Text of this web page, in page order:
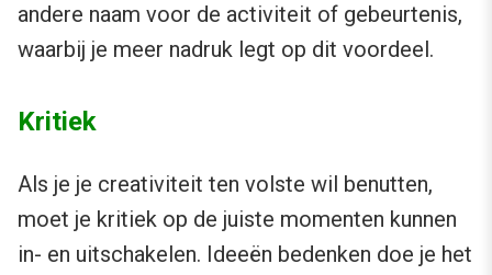
andere naam voor de activiteit of gebeurtenis,
waarbij je meer nadruk legt op dit voordeel.
Kritiek
Als je je creativiteit ten volste wil benutten,
moet je kritiek op de juiste momenten kunnen
in- en uitschakelen. Ideeën bedenken doe je het